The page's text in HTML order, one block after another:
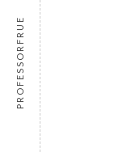
PROFESSORFRUE